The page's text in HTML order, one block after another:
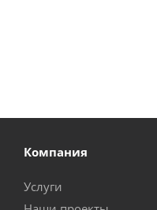
Компания
Услуги